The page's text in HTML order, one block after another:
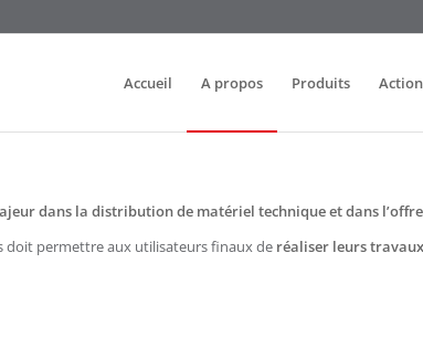
Accueil A propos Produits
dans la distribution de matériel technique et dans l’offre
doit permettre aux utilisateurs finaux de réaliser leurs